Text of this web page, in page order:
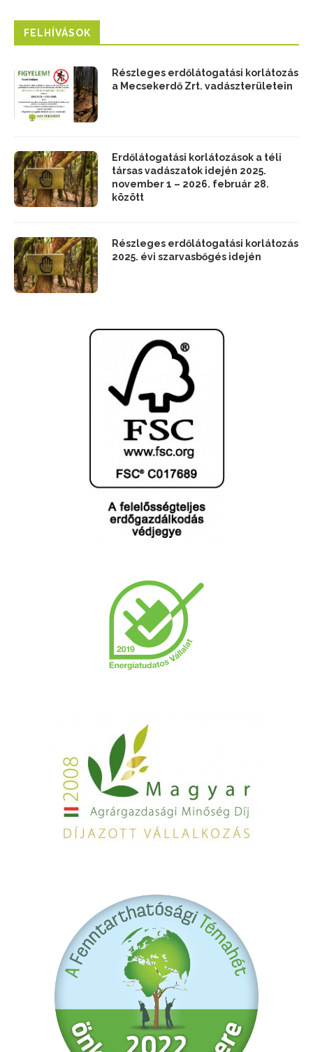
FELHÍVÁSOK
Részleges erdőlátogatási korlátozás
a Mecsekerdő Zrt. vadászterületein
Erdőlátogatási korlátozások a téli
társas vadászatok idején 2025.
november 1 – 2026. február 28.
között
Részleges erdőlátogatási korlátozás
2025. évi szarvasbőgés idején